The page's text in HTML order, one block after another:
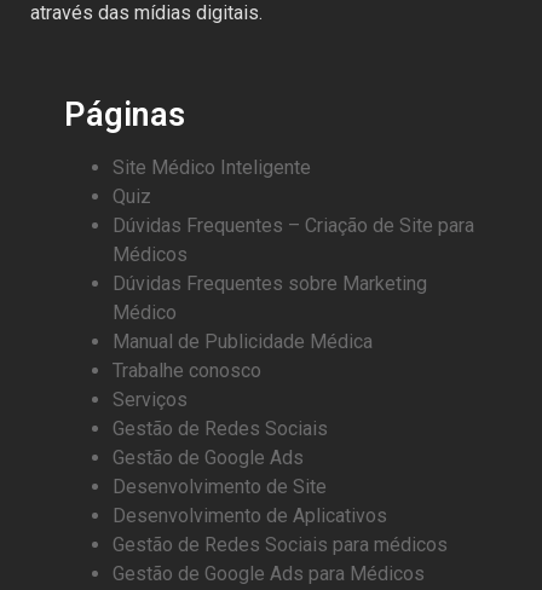
através das mídias digitais.
Páginas
Site Médico Inteligente
Quiz
Dúvidas Frequentes – Criação de Site para
Médicos
Dúvidas Frequentes sobre Marketing
Médico
Manual de Publicidade Médica
Trabalhe conosco
Serviços
Gestão de Redes Sociais
Gestão de Google Ads
Desenvolvimento de Site
Desenvolvimento de Aplicativos
Gestão de Redes Sociais para médicos
Gestão de Google Ads para Médicos